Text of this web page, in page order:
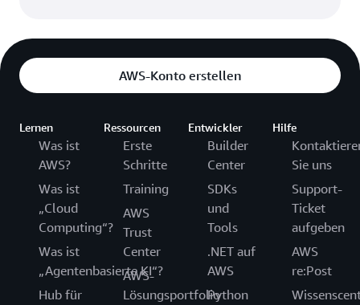
AWS-Konto erstellen
Lernen
Was ist
AWS?
Was ist
„Cloud
Computing“?
Was ist
„Agentenbasierte KI“?
Hub für
Ressourcen
Erste
Schritte
Training
AWS
Trust
Center
AWS-
Lösungsportfolio
Entwickler
Builder
Center
SDKs
und
Tools
.NET auf
AWS
Python
Hilfe
Sie uns
Support-
Ticket
aufgeben
AWS
re:Post